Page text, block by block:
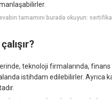
tamamını burada okuyun:
teknoloji firmalarında,
istihdam edilebilirler. Ayrıca